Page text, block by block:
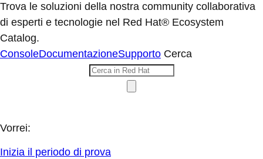
Trova le soluzioni della nostra community collaborativa
di esperti e tecnologie nel Red Hat® Ecosystem
Catalog.
ConsoleDocumentazioneSupporto Cerca
Vorrei:
Inizia il periodo di prova